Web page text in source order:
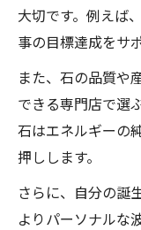
大切です。例えば
事の目標達成をサ
また、石の品質や
できる専門店で選
石はエネルギーの
押しします。
さらに、自分の誕
よりパーソナルな